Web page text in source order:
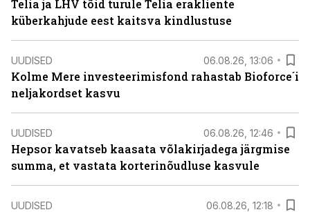
Telia ja LHV tõid turule Telia erakliente
küberkahjude eest kaitsva kindlustuse
UUDISED 06.08.26, 13:06
Kolme Mere investeerimisfond rahastab Bioforce´i
neljakordset kasvu
UUDISED 06.08.26, 12:46
Hepsor kavatseb kaasata võlakirjadega järgmise
summa, et vastata korterinõudluse kasvule
UUDISED 06.08.26, 12:18